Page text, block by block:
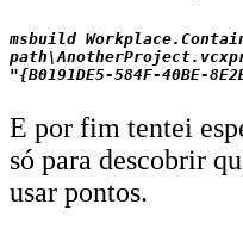
msbuild
E por fim tentei
só para descobrir
usar pontos.